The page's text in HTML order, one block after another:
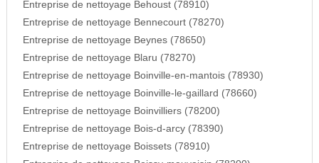
Entreprise de nettoyage Behoust (78910)
Entreprise de nettoyage Bennecourt (78270)
Entreprise de nettoyage Beynes (78650)
Entreprise de nettoyage Blaru (78270)
Entreprise de nettoyage Boinville-en-mantois (78930)
Entreprise de nettoyage Boinville-le-gaillard (78660)
Entreprise de nettoyage Boinvilliers (78200)
Entreprise de nettoyage Bois-d-arcy (78390)
Entreprise de nettoyage Boissets (78910)